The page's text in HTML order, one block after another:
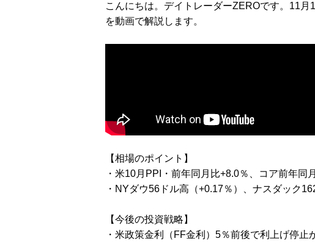
こんにちは。デイトレーダーZEROです。11
を動画で解説します。
【相場のポイント】
・米10月PPI・前年同月比+8.0％、コア前年
・NYダウ56ドル高（+0.17％）、ナスダック
【今後の投資戦略】
・米政策金利（FF金利）5％前後で利上げ停止